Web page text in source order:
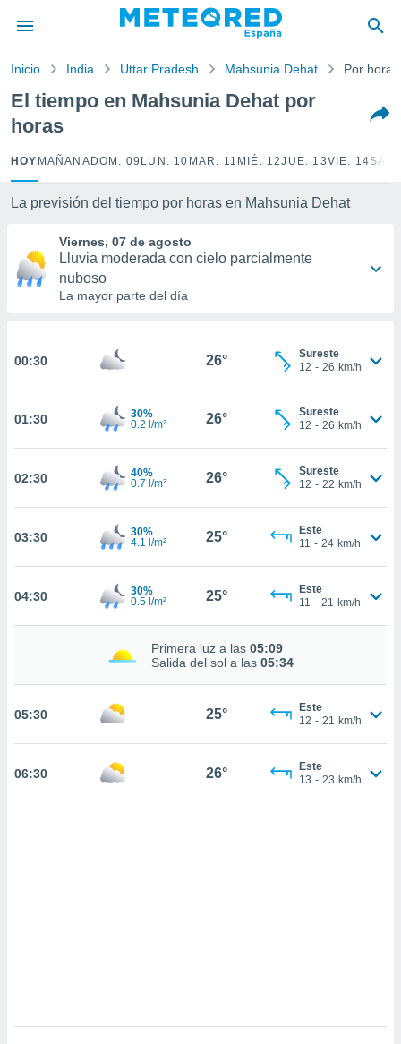
por
para
la
calidad.
a este
las
y
forma
seguir
coste.
a la
todas
nuestros
así como
y
en
CONFIGURACIÓN
Inicio India Uttar Pradesh Mahsunia Dehat Por horas
El tiempo en Mahsunia Dehat por
horas
HOY MAÑANA DOM. 09 LUN. 10 MAR. 11 MIÉ. 12JUE. 13VIE. 14
La previsión del tiempo por horas en Mahsunia Dehat
Viernes, 07 de agosto
Lluvia moderada con cielo parcialmente
nuboso
La mayor parte del día
00:30 26°
Sureste
12 - 26 km/h
01:30
30%
0.2 l/m²
26°
Sureste
12 - 26 km/h
02:30
40%
0.7 l/m²
26°
Sureste
12 - 22 km/h
03:30
30%
4.1 l/m²
25°
Este
11 - 24 km/h
04:30
30%
0.5 l/m²
25°
Este
11 - 21 km/h
Primera luz a las 05:09
Salida del sol a las 05:34
05:30 25°
Este
12 - 21 km/h
06:30 26°
Este
13 - 23 km/h